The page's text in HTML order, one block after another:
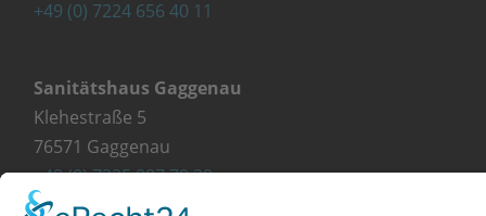
+49 (0) 7224 656 40 11
Sanitätshaus Gaggenau
Klehestraße 5
76571 Gaggenau
+49 (0) 7225 987 79 30